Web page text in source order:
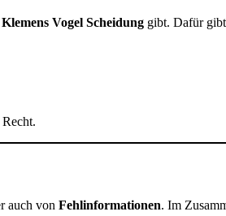
Klemens Vogel Scheidung gibt. Dafür
auch von Fehlinformationen. Im